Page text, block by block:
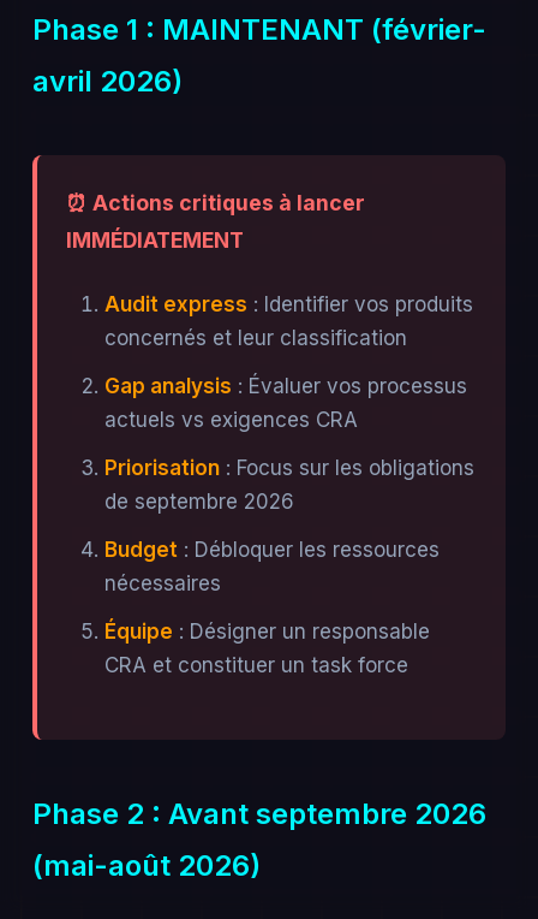
Phase 1 : MAINTENANT (février-
avril 2026)
⏰ Actions critiques à lancer
IMMÉDIATEMENT
Audit express : Identifier vos produits
concernés et leur classification
Gap analysis : Évaluer vos processus
actuels vs exigences CRA
Priorisation: Focus sur les obligations
de septembre 2026
Budget: Débloquer les ressources
nécessaires
Équipe : Désigner un responsable
CRA et constituer un task force
Phase 2 : Avant septembre 2026
(mai-août 2026)